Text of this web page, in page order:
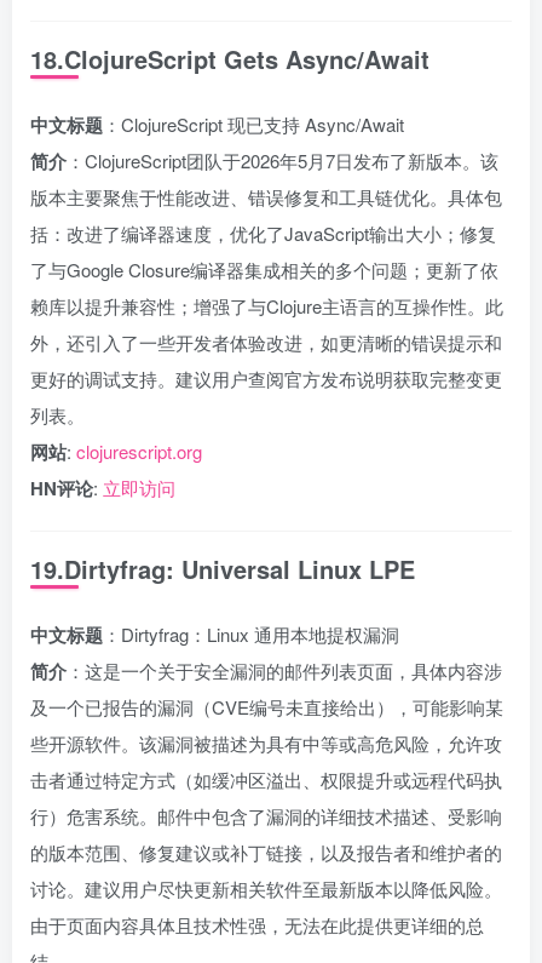
18.ClojureScript Gets Async/Await
中文标题 ：ClojureScript 现已支持 Async/Await
简介 ：ClojureScript团队于2026年5月7日发布了新版本。该
版本主要聚焦于性能改进、错误修复和工具链优化。具体包
括：改进了编译器速度，优化了JavaScript输出大小；修复
了与Google Closure编译器集成相关的多个问题；更新了依
赖库以提升兼容性；增强了与Clojure主语言的互操作性。此
外，还引入了一些开发者体验改进，如更清晰的错误提示和
更好的调试支持。建议用户查阅官方发布说明获取完整变更
列表。
网站: clojurescript.org
HN评论: 立即访问
19.Dirtyfrag: Universal Linux LPE
中文标题 ：Dirtyfrag：Linux 通用本地提权漏洞
简介 ：这是一个关于安全漏洞的邮件列表页面，具体内容涉
及一个已报告的漏洞（CVE编号未直接给出），可能影响某
些开源软件。该漏洞被描述为具有中等或高危风险，允许攻
击者通过特定方式（如缓冲区溢出、权限提升或远程代码执
行）危害系统。邮件中包含了漏洞的详细技术描述、受影响
的版本范围、修复建议或补丁链接，以及报告者和维护者的
讨论。建议用户尽快更新相关软件至最新版本以降低风险。
由于页面内容具体且技术性强，无法在此提供更详细的总